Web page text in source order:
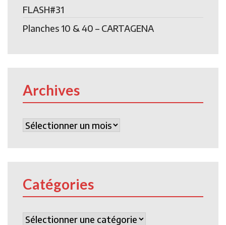
FLASH#31
Planches 10 & 40 – CARTAGENA
Archives
Archives
Catégories
Catégories